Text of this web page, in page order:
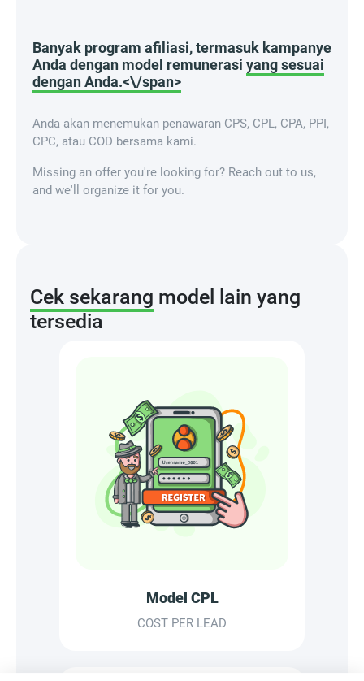
Banyak program afiliasi, termasuk kampanye
Anda dengan model remunerasi yang sesuai
dengan Anda.<\/span>
Anda akan menemukan penawaran CPS, CPL, CPA, PPI,
CPC, atau COD bersama kami.
Missing an offer you're looking for? Reach out to us,
and we'll organize it for you.
Cek sekarang model lain yang
tersedia
Model CPL
COST PER LEAD